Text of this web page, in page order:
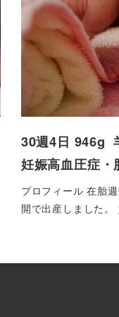
30週4日 946g
妊娠高血圧症
プロフィール 在胎
開で出産しました